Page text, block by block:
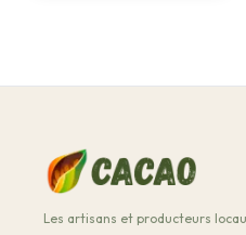
Les artisans et producteurs